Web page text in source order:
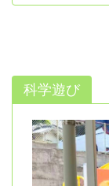
科学遊び